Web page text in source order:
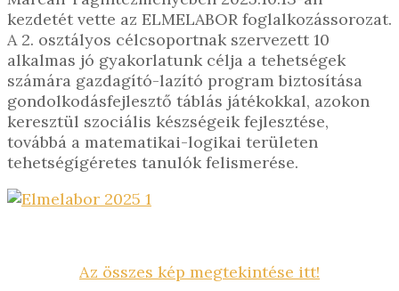
kezdetét vette az ELMELABOR foglalkozássorozat.
A 2. osztályos célcsoportnak szervezett 10
alkalmas jó gyakorlatunk célja a tehetségek
számára gazdagító-lazító program biztosítása
gondolkodásfejlesztő táblás játékokkal, azokon
keresztül szociális készségeik fejlesztése,
továbbá a matematikai-logikai területen
tehetségígéretes tanulók felismerése.
Az összes kép megtekintése itt!